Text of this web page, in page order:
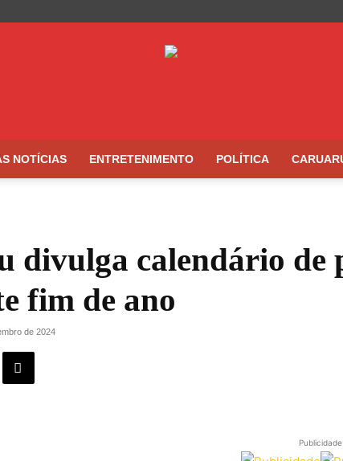
NOTÍCIAS ENTRETENIMENTO POLÍTICA
divulga calendário de
fim de ano
de 2024
Publicidade